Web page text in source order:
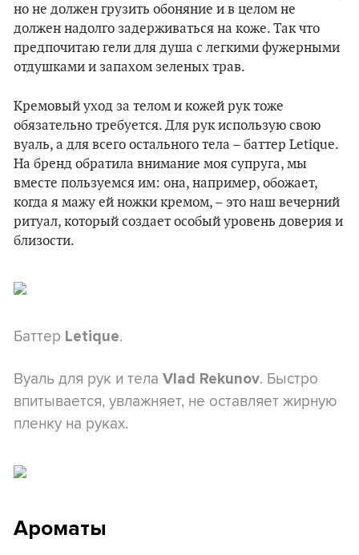
но не должен грузить обоняние и в целом не
должен надолго задерживаться на коже. Так что
предпочитаю гели для душа с легкими фужерными
отдушками и запахом зеленых трав.
Кремовый уход за телом и кожей рук тоже
обязательно требуется. Для рук использую свою
вуаль, а для всего остального тела – баттер Letique.
На бренд обратила внимание моя супруга, мы
вместе пользуемся им: она, например, обожает,
когда я мажу ей ножки кремом, – это наш вечерний
ритуал, который создает особый уровень доверия и
близости.
Баттер Letique.
Вуаль для рук и тела Vlad Rekunov. Быстро
впитывается, увлажняет, не оставляет жирную
пленку на руках.
Ароматы